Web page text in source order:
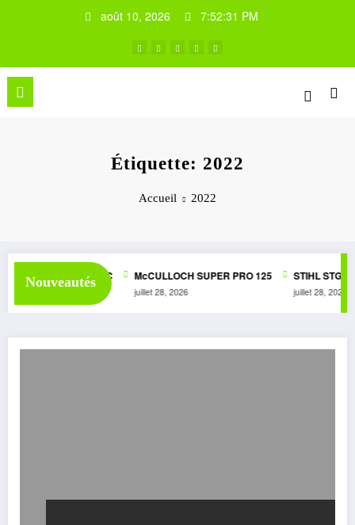
août 10, 2026 7:52:31 PM
Étiquette: 2022
Accueil 2022
Nouveautés
1050 AUTOMATIC McCULLOCH SUPER PRO 125
juillet 28, 2026
STIHL STG1
juillet 28, 2026